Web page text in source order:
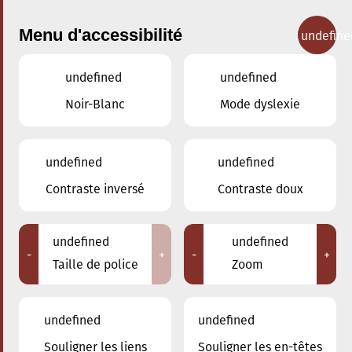
Concerts
Adresse
Menu d'accessibilité
undefined
Noir-Blanc
undefined
Mode dyslexie
undefined
Contraste inversé
undefined
Contraste doux
-
undefined
Taille de police
+ -
undefined
Zoom
+
undefined
Souligner les liens
undefined
Souligner les en-têtes